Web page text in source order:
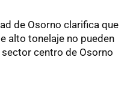
de Osorno clarifica que
alto tonelaje no pueden
centro de Osorno